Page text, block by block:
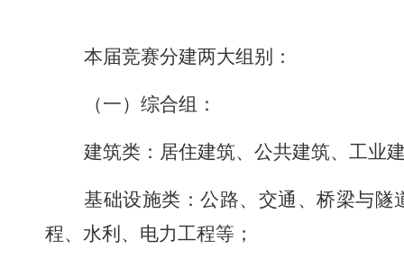
本届竞赛分建两大组别 ：
（一）综合组 ：
建筑类 ： 居住建筑、公共建筑、工业
基础设施类 ：公路、交通、桥梁与隧
程、水利、电力工程等 ；